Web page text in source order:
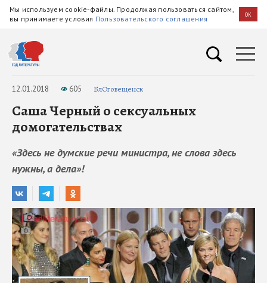
Мы используем cookie-файлы. Продолжая пользоваться сайтом,
вы принимаете условия Пользовательского соглашения OK
12.01.2018 605 БлОговещенск
Саша Черный о сексуальных
домогательствах
«Здесь не думские речи министра, не слова здесь
нужны, а дела»!